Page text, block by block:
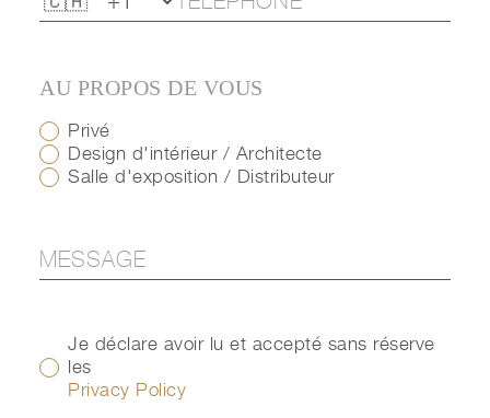
AU PROPOS DE VOUS
Privé
Design d'intérieur / Architecte
Salle d'exposition / Distributeur
Je déclare avoir lu et accepté sans réserve
les
Privacy Policy